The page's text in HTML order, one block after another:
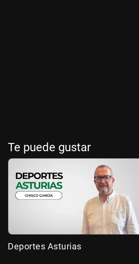
Te puede gustar
Deportes Asturias